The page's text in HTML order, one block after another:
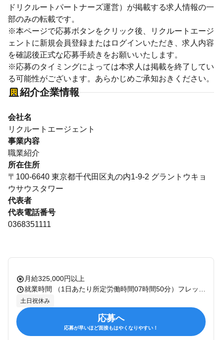
ドリクルートパートナーズ運営）が掲載する求人情報の一
部のみの転載です。
※本ページで応募ボタンをクリック後、リクルートエージ
ェントに新規会員登録またはログインいただき、求人内容
を確認後正式な応募手続きをお願いいたします。
※応募のタイミングによっては本求人は掲載を終了してい
る可能性がございます。あらかじめご承知おきください。
紹介企業情報
会社名
リクルートエージェント
事業内容
職業紹介
所在住所
〒100-6640 東京都千代田区丸の内1-9-2 グラントウキョ
ウサウスタワー
代表者
代表電話番号
0368351111
月給325,000円以上
土日祝休み
応募へ
応募が早いほど面接もはやくなりやすい！